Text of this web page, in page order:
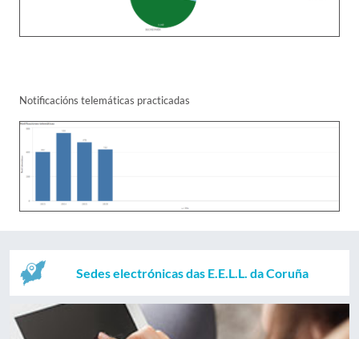
Notificacións telemáticas practicadas
Sedes electrónicas das E.E.L.L. da Coruña